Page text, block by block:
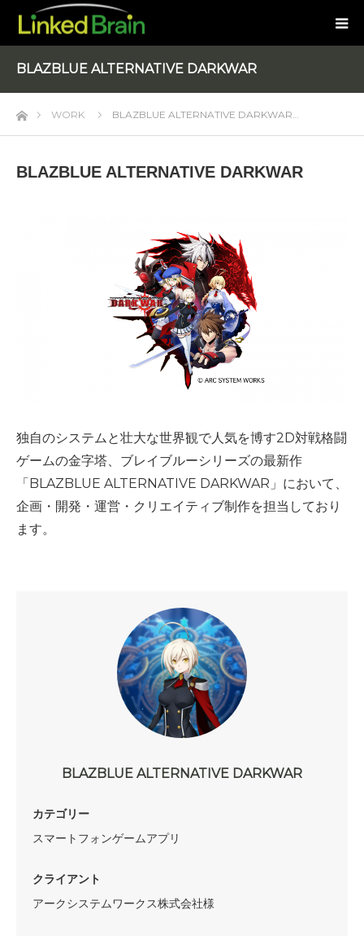
BLAZBLUE ALTERNATIVE DARKWAR
ホームWORK BLAZBLUE ALTERNATIVE DARKWAR…
BLAZBLUE ALTERNATIVE DARKWAR
独自のシステムと壮大な世界観で人気を博す2D対戦格闘
ゲームの金字塔、ブレイブルーシリーズの最新作
「BLAZBLUE ALTERNATIVE DARKWAR」において、
企画・開発・運営・クリエイティブ制作を担当しており
ます。
BLAZBLUE ALTERNATIVE DARKWAR
カテゴリー
スマートフォンゲームアプリ
クライアント
アークシステムワークス株式会社様